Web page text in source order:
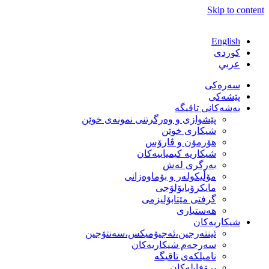
Skip to content
English
كوردی
عربي
سەرەکی
پێشەکی
بەشەكانی تاقیگە
پێشوازی و وەرگرتنی نمونەی خوێن
شیكاری خوێن
هۆرمۆن و ڤارۆس
شیكاریە كیمیاییەكان
بەرگری لەش
مۆڵیكولەر و بۆماوەزانی
مایكرۆبایۆلۆجی
گرفتی مێتابۆلیزمی
هەستیاری
شیكاریەكان
ئینتەرجین،ئەجیۆمیکس،سەنتۆجین
سەرجەم شیكاریەكان
نامیلكەی تاقیگە